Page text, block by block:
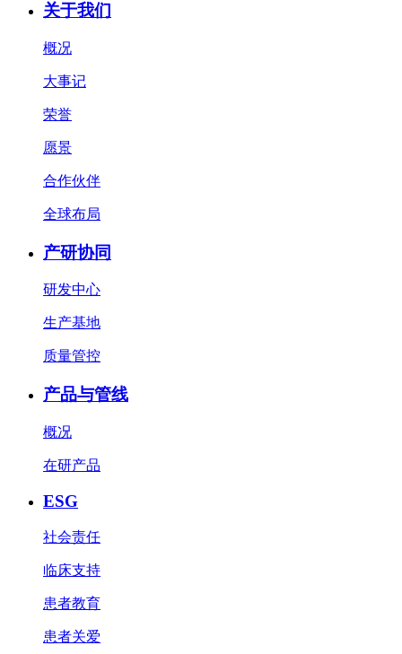
关于我们
概况
大事记
荣誉
愿景
合作伙伴
全球布局
产研协同
研发中心
生产基地
质量管控
产品与管线
概况
在研产品
ESG
社会责任
临床支持
患者教育
患者关爱